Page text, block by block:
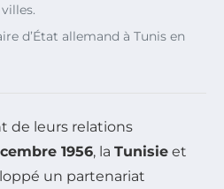
d’État allemand à Tunis en
de leurs relations
1956, la Tunisie et
un partenariat